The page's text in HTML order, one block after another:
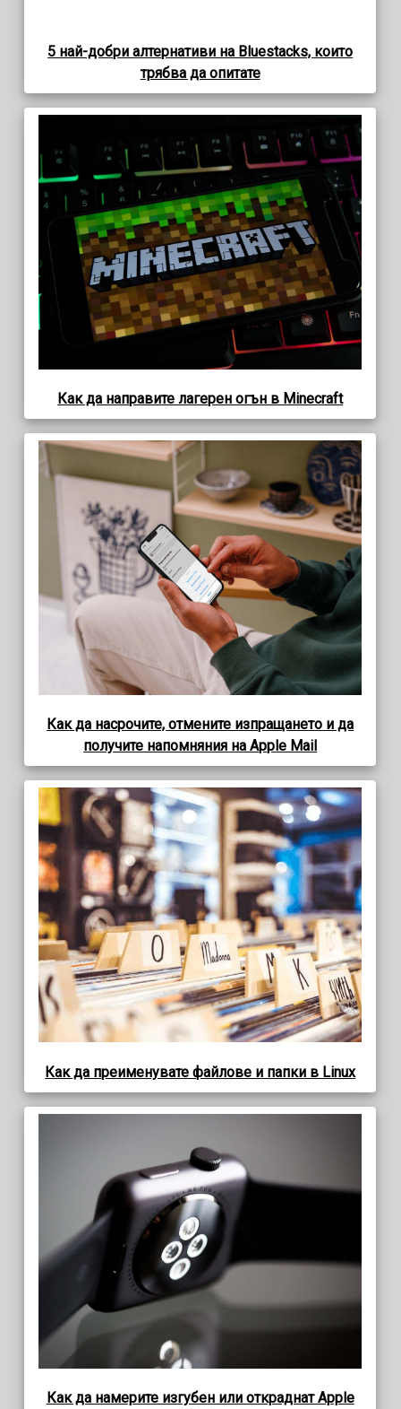
5 най-добри алтернативи на Bluestacks, които
трябва да опитате
Как да направите лагерен огън в Minecraft
Как да насрочите, отмените изпращането и да
получите напомняния на Apple Mail
Как да преименувате файлове и папки в Linux
Как да намерите изгубен или откраднат Apple